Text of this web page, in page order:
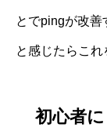
とでpingが改善
と感じたらこれ
初心者